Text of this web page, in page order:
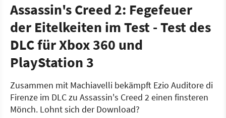
Assassin's Creed 2: Fegefeuer
der Eitelkeiten im Test - Test des
DLC für Xbox 360 und
PlayStation 3
Zusammen mit Machiavelli bekämpft Ezio Auditore di
Firenze im DLC zu Assassin's Creed 2 einen finsteren
Mönch. Lohnt sich der Download?